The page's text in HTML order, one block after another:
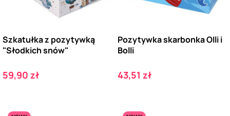
Szkatułka z pozytywką
"Słodkich snów"
Cena
59,90 zł
Pozytywka skarbonka Olli i
Bolli
Cena
43,51 zł